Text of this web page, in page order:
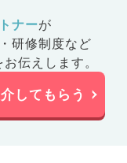
ナーが
研修制度など
伝えします。
してもらう